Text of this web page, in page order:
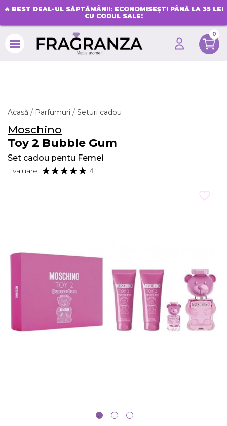
🔥 BEST DEAL-UL SĂPTĂMÂNII: ECONOMISEȘTI PÂNĂ LA 35 LEI
CU CODUL SALE!
0
Acasă Parfumuri Seturi cadou
Moschino
Toy 2 Bubble Gum
Set cadou pentu Femei
Evaluare: 4